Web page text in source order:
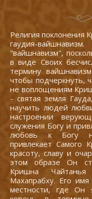
Религия поклонения
гаудия-
"вайшнавизм",
в виде Своих
термину
чтобы подчеркнуть,
не воплощениям
- святая земля
научить людей
настроении
служения Богу и
любовь к Богу
привлекает Самого
красоту, славу и
этом образе Он
Кришна
Махапрабху. Его
местности, где Он